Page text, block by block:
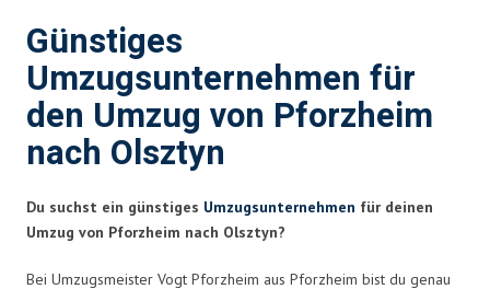
Günstiges
Umzugsunternehmen für
den Umzug von Pforzheim
nach Olsztyn
Du suchst ein günstiges Umzugsunternehmen für deinen
Umzug von Pforzheim nach Olsztyn?
Bei Umzugsmeister Vogt Pforzheim aus Pforzheim bist du genau